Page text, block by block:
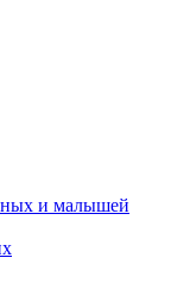
и малышей